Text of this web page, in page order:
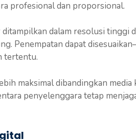
profesional dan proporsional.
dalam resolusi tinggi
Penempatan dapat
tertentu.
maksimal dibandingkan media
penyelenggara tetap